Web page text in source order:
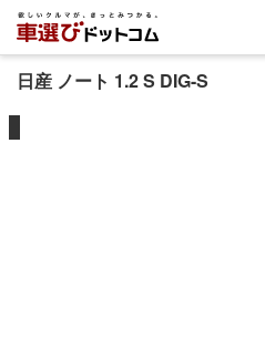
日産 ノート 1.2 S DIG-S